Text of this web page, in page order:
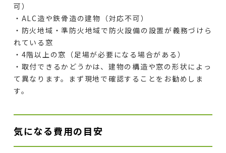
可）
・ALC造や鉄骨造の建物（対応不可）
・防火地域・準防火地域で防火設備の設置が義務づけら
れている窓
・4階以上の窓（足場が必要になる場合がある）
・取付できるかどうかは、建物の構造や窓の形状によっ
て異なります。まず現地で確認することをお勧めしま
す。
気になる費用の目安